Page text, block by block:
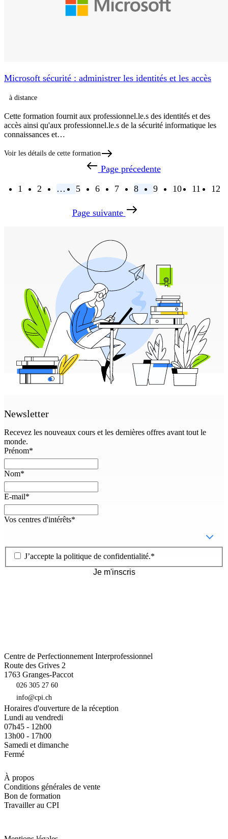
Microsoft sécurité : administrer les identités et les accès
à distance
Cette formation fournit aux professionnel.le.s des identités et des
accès ainsi qu'aux professionnel.le.s de la sécurité informatique les
connaissances et…
Voir les détails de cette formation
Page précedente
1
2 … 5 6 7 8 9 10 11 12
Page suivante
Newsletter
Recevez les nouveaux cours et les dernières offres avant tout le
monde.
Prénom*
Nom*
E-mail*
Vos centres d'intérêts*
J’accepte la politique de confidentialité.*
Je m'inscris
Centre de Perfectionnement Interprofessionnel
Route des Grives 2
1763 Granges-Paccot
026 305 27 60
info@cpi.ch
Horaires d'ouverture de la réception
Lundi au vendredi
07h45 - 12h00
13h00 - 17h00
Samedi et dimanche
Fermé
À propos
Conditions générales de vente
Bon de formation
Travailler au CPI